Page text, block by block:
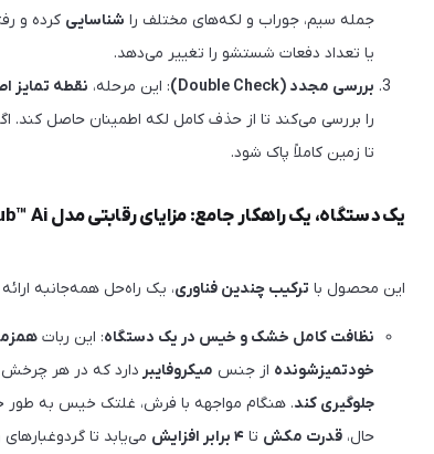
جمله سیم، جوراب و لکه‌های مختلف را شناسایی کرده و
یا تعداد دفعات شستشو را تغییر می‌دهد.
بررسی مجدد (Double Check)
: این مرحله، نقطه تمایز
را بررسی می‌کند تا از حذف کامل لکه اطمینان حاصل کند.
تا زمین کاملاً پاک شود.
یک دستگاه، یک راهکار جامع: مزایای رقابتی مدل Spot+Scrub™ Ai
این محصول با ترکیب چندین فناوری، یک راه‌حل همه‌جانبه
نظافت کامل خشک و خیس در یک دستگاه: این ربات
خودتمیزشونده از جنس میکروفایبر دارد که در هر چرخش
جلوگیری کند
حال، قدرت مکش تا ۴ برابر افزایش
می‌یابد تا